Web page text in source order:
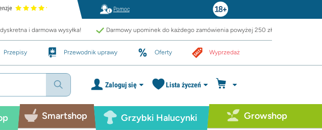
Pomoc
i darmowa wysyłka! Darmowy upominek do każdego zamówienia powyżej 250 zł
Przepisy Przewodnik uprawy Oferty Wyprzedaż
Zaloguj się Lista życzeń
Smartshop Grzybki Halucynki Growshop